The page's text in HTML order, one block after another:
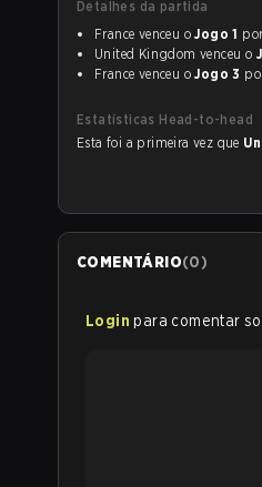
Detalhes da partida
France venceu oJogo 1 por
United Kingdom venceu o
France venceu oJogo 3
Estatísticas Head-to-head
Esta foi a primeira vez que
COMENTÁRIO(0)
Login para comentar